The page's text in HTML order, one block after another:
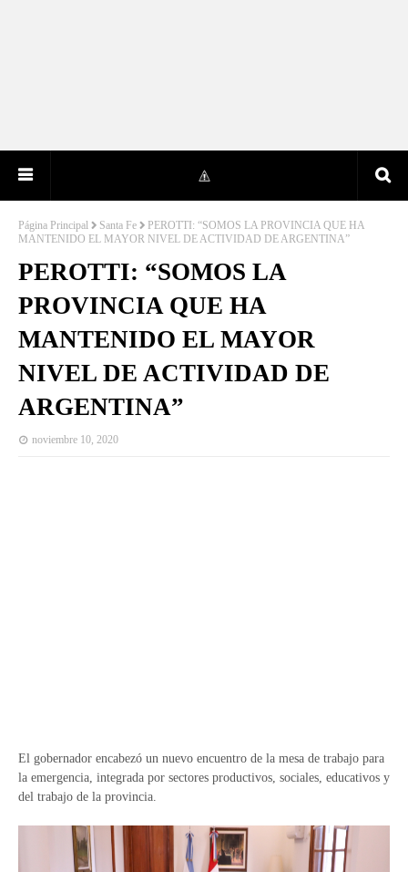
Página Principal Santa Fe
PEROTTI: “SOMOS LA PROVINCIA QUE HA
MANTENIDO EL MAYOR NIVEL DE ACTIVIDAD DE ARGENTINA”
PEROTTI: “SOMOS LA
PROVINCIA QUE HA
MANTENIDO EL MAYOR
NIVEL DE ACTIVIDAD DE
ARGENTINA”
noviembre 10, 2020
El gobernador encabezó un nuevo encuentro de la mesa de trabajo para
la emergencia, integrada por sectores productivos, sociales, educativos y
del trabajo de la provincia.